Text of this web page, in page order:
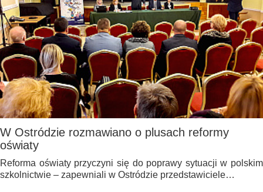
W Ostródzie rozmawiano o plusach reformy
oświaty
Reforma oświaty przyczyni się do poprawy sytuacji w polskim
szkolnictwie – zapewniali w Ostródzie przedstawiciele…